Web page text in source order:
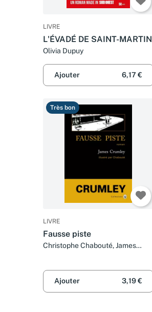
LIVRE
L'ÉVADÉ DE SAINT-MARTIN
Olivia Dupuy
Ajouter 6,17 €
Très bon
LIVRE
Fausse piste
Christophe Chabouté, James
Ajouter 3,19 €